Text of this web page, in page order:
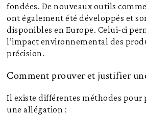
fondées. De nouveaux outils
ont également été développés et
disponibles en Europe. Celui-ci
l’impact environnemental des
précision.
Comment prouver et justifier
Il existe différentes méthodes
une allégation :